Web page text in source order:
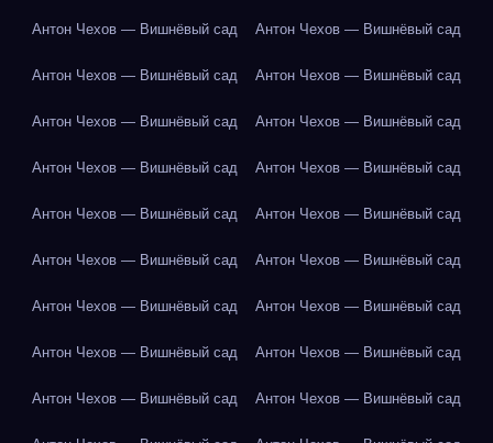
Антон Чехов — Вишнёвый сад Антон Чехов — Вишнёвый сад
Антон Чехов — Вишнёвый сад Антон Чехов — Вишнёвый сад
Антон Чехов — Вишнёвый сад Антон Чехов — Вишнёвый сад
Антон Чехов — Вишнёвый сад Антон Чехов — Вишнёвый сад
Антон Чехов — Вишнёвый сад Антон Чехов — Вишнёвый сад
Антон Чехов — Вишнёвый сад Антон Чехов — Вишнёвый сад
Антон Чехов — Вишнёвый сад Антон Чехов — Вишнёвый сад
Антон Чехов — Вишнёвый сад Антон Чехов — Вишнёвый сад
Антон Чехов — Вишнёвый сад Антон Чехов — Вишнёвый сад